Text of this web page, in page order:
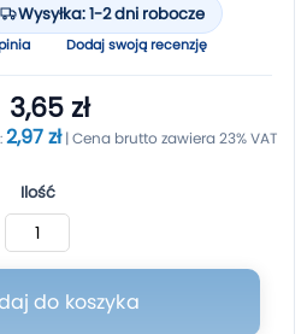
Wysyłka: 1-2 dni robocze
Dodaj swoją recenzję
3,65 zł
2,97 zł
Ilość
do koszyka